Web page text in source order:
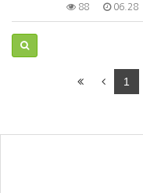
88 06.28
1